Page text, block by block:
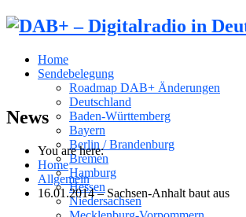
Home
Sendebelegung
Roadmap DAB+ Änderungen
Deutschland
Baden-Württemberg
Bayern
Berlin / Brandenburg
Bremen
Hamburg
Hessen
Niedersachsen
News
You are here:
Home
Allgemein
16.01.2014 – Sachsen-Anhalt baut aus